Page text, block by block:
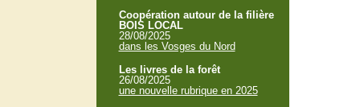
Coopération autour de la filière
BOIS LOCAL
28/08/2025
dans les Vosges du Nord
Les livres de la forêt
26/08/2025
une nouvelle rubrique en 2025